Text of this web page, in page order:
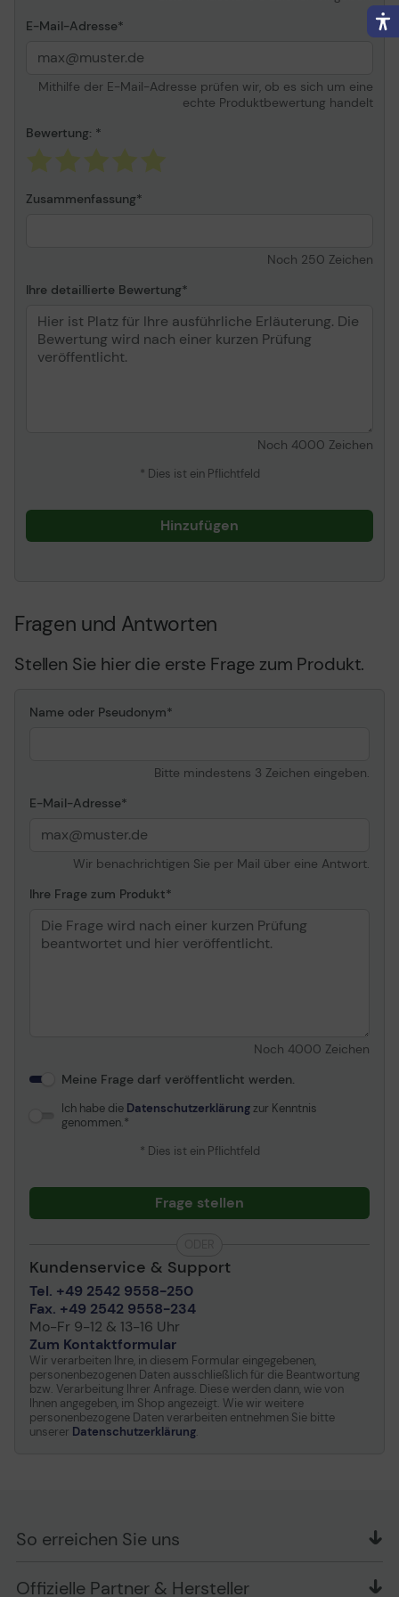
E-Mail-Adresse
Mithilfe der E-Mail-Adresse prüfen wir, ob es sich um eine
echte Produktbewertung handelt
Bewertung:
Zusammenfassung
Noch 250 Zeichen
Ihre detaillierte Bewertung
Noch 4000 Zeichen
* Dies ist ein Pflichtfeld
Hinzufügen
Fragen und Antworten
Stellen Sie hier die erste Frage zum Produkt.
Name oder Pseudonym
Bitte mindestens 3 Zeichen eingeben.
E-Mail-Adresse
Wir benachrichtigen Sie per Mail über eine Antwort.
Ihre Frage zum Produkt
Noch 4000 Zeichen
Meine Frage darf veröffentlicht werden.
Ich habe die Datenschutzerklärungzur Kenntnis
genommen.
* Dies ist ein Pflichtfeld
Frage stellen
Kundenservice & Support
Tel. +49 2542 9558-250
Fax. +49 2542 9558-234
Mo-Fr 9-12 & 13-16 Uhr
Zum Kontaktformular
Wir verarbeiten Ihre, in diesem Formular eingegebenen,
personenbezogenen Daten ausschließlich für die Beantwortung
bzw. Verarbeitung Ihrer Anfrage. Diese werden dann, wie von
Ihnen angegeben, im Shop angezeigt. Wie wir weitere
personenbezogene Daten verarbeiten entnehmen Sie bitte
unserer Datenschutzerklärung.
Offizielle Partner & Hersteller
So erreichen Sie uns
Schlesierring 35